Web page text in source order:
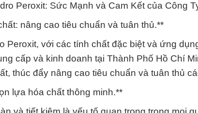
Peroxit: Sức Mạnh và Cam Kết của Công
nâng cao tiêu chuẩn và tuân thủ.**
Peroxit, với các tính chất đặc biệt và ứng
cấp và kinh doanh tại Thành Phố Hồ Chí
thúc đẩy nâng cao tiêu chuẩn và tuân thủ
lựa hóa chất thông minh.**